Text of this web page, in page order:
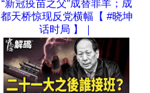
“新冠疫苗之父”成替罪羊；成
都天桥惊现反党横幅【 #晓坤
话时局 】｜